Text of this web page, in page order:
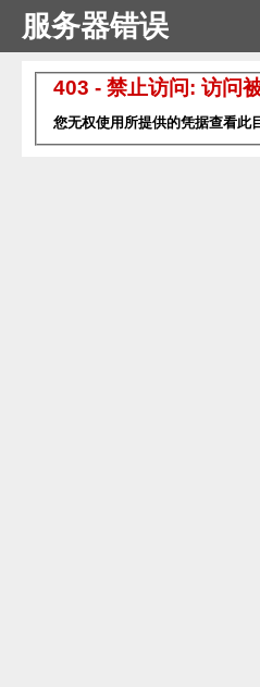
服务器错误
403 - 禁止访问: 访问被
您无权使用所提供的凭据查看此